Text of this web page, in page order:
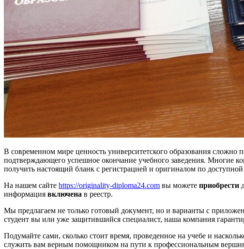
В современном мире ценность университетского образования
подтверждающего успешное окончание учебного заведения. Многие
получить настоящий бланк с регистрацией и оригиналом по
На нашем сайте https://originality-diploma24.com вы можете приобрести
информация включена в реестр.
Мы предлагаем не только готовый документ, но и варианты с
студент вы или уже защитившийся специалист, наша компания
Подумайте сами, сколько стоит время, проведенное на учебе и
служить вам верным помощником на пути к профессиональным